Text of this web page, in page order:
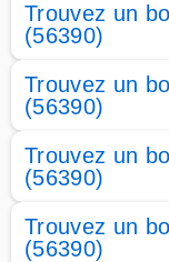
Trouvez un
(56390)
Trouvez un
(56390)
Trouvez un
(56390)
Trouvez un
(56390)